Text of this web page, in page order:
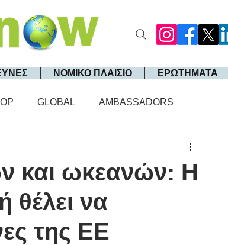
ΝΟΜΙΚΟ ΠΛΑΙΣΙΟ ΕΡΩΤΗΜΑΤΑ
GLOBAL AMBASSADORS
και ωκεανών: Η
να
της ΕΕ